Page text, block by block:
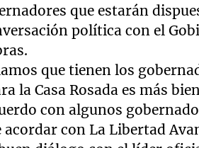
que estarán
política con el
que tienen los
la Casa Rosada es más
con algunos
con La Libertad